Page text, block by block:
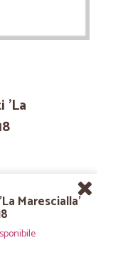
'La
Marescialla'